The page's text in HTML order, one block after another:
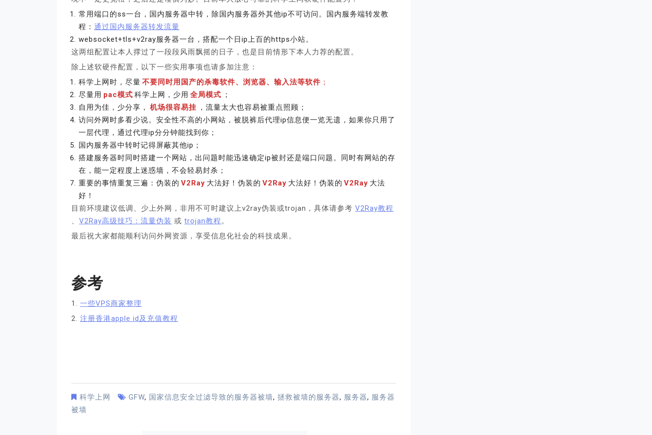
常用端口的ss一台，国内服务器中转，除国内服务器外其他ip不可访问。国内服务端转发教
程： 通过国内服务器转发流量
websocket+tls+v2ray服务器一台，搭配一个日ip上百的https小站。
这两组配置让本人撑过了一段段风雨飘摇的日子，也是目前情形下本人力荐的配置。
除上述软硬件配置，以下一些实用事项也请多加注意：
科学上网时，尽量 不要同时用国产的杀毒软件、浏览器、输入法等软件 ；
尽量用 pac模式 科学上网，少用 全局模式 ；
自用为佳，少分享， 机场很容易挂 ，流量太大也容易被重点照顾；
访问外网时多看少说。安全性不高的小网站，被脱裤后代理ip信息便一览无遗，如果你只用了
一层代理，通过代理ip分分钟能找到你；
国内服务器中转时记得屏蔽其他ip；
搭建服务器时同时搭建一个网站，出问题时能迅速确定ip被封还是端口问题。同时有网站的存
在，能一定程度上迷惑墙，不会轻易封杀；
重要的事情重复三遍：伪装的 V2Ray 大法好！伪装的 V2Ray 大法好！伪装的 V2Ray 大法
好！
目前环境建议低调、少上外网，非用不可时建议上v2ray伪装或trojan，具体请参考 V2Ray教程
、 V2Ray高级技巧：流量伪装 或 trojan教程。
最后祝大家都能顺利访问外网资源，享受信息化社会的科技成果。
参考
1. 一些VPS商家整理
2. 注册香港apple id及充值教程
科学上网 GFW, 国家信息安全过滤导致的服务器被墙, 拯救被墙的服务器, 服务器, 服务器
被墙